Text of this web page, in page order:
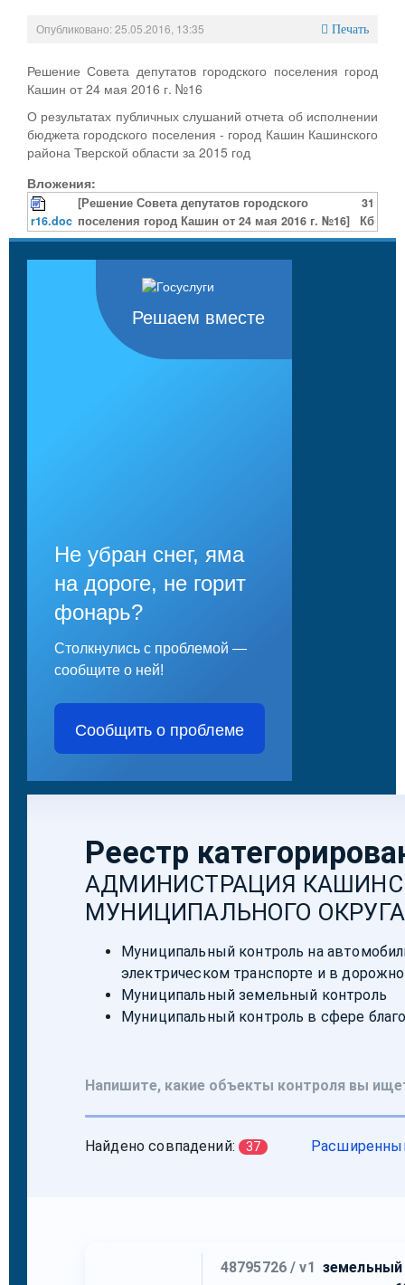
Опубликовано: 25.05.2016, 13:35 Печать
Решение Совета депутатов городского поселения город
Кашин от 24 мая 2016 г. №16
О результатах публичных слушаний отчета об исполнении
бюджета городского поселения - город Кашин Кашинского
района Тверской области за 2015 год
Вложения:
r16.doc
[Решение Совета депутатов городского
поселения город Кашин от 24 мая 2016 г. №16]
31
Кб
Решаем вместе
Не убран снег, яма
на дороге, не горит
фонарь?
Столкнулись с проблемой —
сообщите о ней!
Сообщить о проблеме